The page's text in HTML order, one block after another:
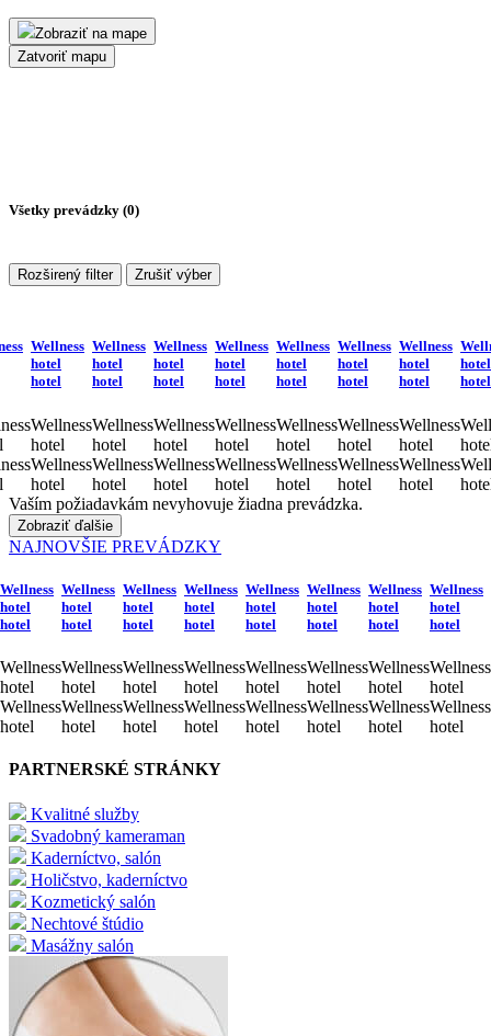
Zobraziť na mape
Zatvoriť mapu
Všetky prevádzky (0)
Rozširený filter Zrušiť výber
Wellness
hotel
hotel
Wellness
hotel
Wellness
hotel
Wellness
hotel
hotel
Wellness
hotel
Wellness
hotel
Wellness
hotel
hotel
Wellness
hotel
Wellness
hotel
Wellness
hotel
hotel
Wellness
hotel
Wellness
hotel
Wellness
hotel
hotel
Wellness
hotel
Wellness
hotel
Wellness
hotel
hotel
Wellness
hotel
Wellness
hotel
Wellness
hotel
hotel
Wellness
hotel
Wellness
hotel
hotel
hotel
Vaším požiadavkám nevyhovuje žiadna prevádzka.
Zobraziť ďalšie
NAJNOVŠIE PREVÁDZKY
Wellness
hotel
hotel
Wellness
hotel
Wellness
hotel
Wellness
hotel
hotel
Wellness
hotel
Wellness
hotel
Wellness
hotel
hotel
Wellness
hotel
Wellness
hotel
Wellness
hotel
hotel
Wellness
hotel
Wellness
hotel
Wellness
hotel
hotel
Wellness
hotel
Wellness
hotel
Wellness
hotel
hotel
Wellness
hotel
Wellness
hotel
Wellness
hotel
hotel
Wellness
hotel
Wellness
hotel
Wellness
hotel
hotel
Wellness
hotel
Wellness
hotel
PARTNERSKÉ STRÁNKY
Kvalitné služby
Svadobný kameraman
Kaderníctvo, salón
Holičstvo, kaderníctvo
Kozmetický salón
Nechtové štúdio
Masážny salón